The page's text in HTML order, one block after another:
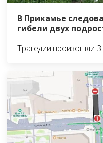
В Прикамье
гибели двух
Трагедии произошли 3